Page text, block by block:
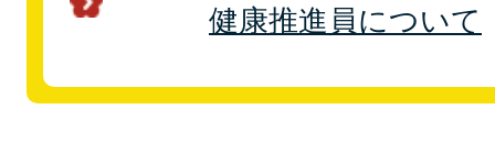
健康推進員について